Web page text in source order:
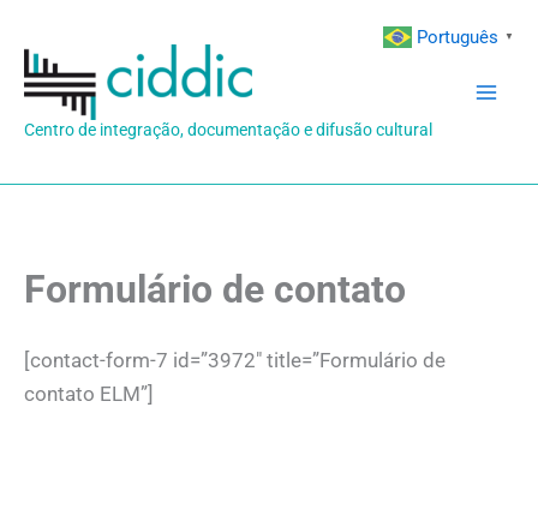
para
conteúdo
Centro de integração, documentação e difusão cultural
Formulário de contato
[contact-form-7 id=”3972″ title=”Formulário de
contato ELM”]
Português ▼